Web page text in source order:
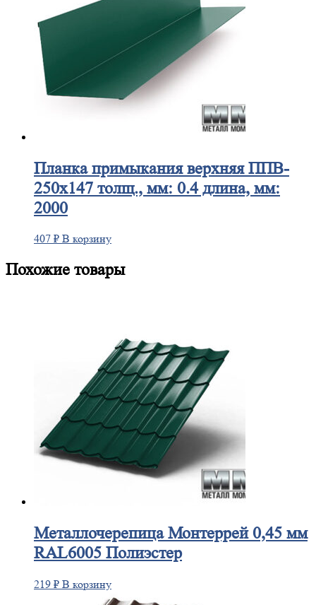
Планкапримыкания верхняя ППВ-
250х147 толщ., мм: 0.4 длина, мм:
2000
407 ₽ В корзину
Похожие товары
МеталлочерепицаМонтеррей 0,45 мм
RAL6005 Полиэстер
219 ₽ В корзину